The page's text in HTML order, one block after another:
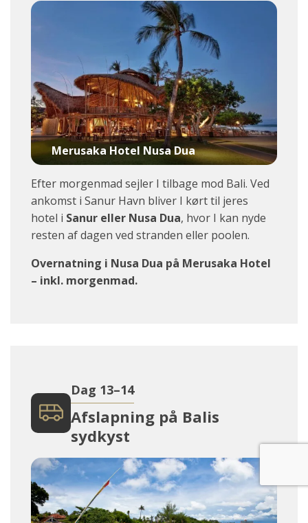
Merusaka Hotel Nusa Dua
Efter morgenmad sejler I tilbage mod Bali. Ved
ankomst i Sanur Havn bliver I kørt til jeres
hotel i Sanur eller Nusa Dua, hvor I kan nyde
resten af dagen ved stranden eller poolen.
Overnatning i Nusa Dua på Merusaka Hotel
– inkl. morgenmad.
Dag 13–14
Afslapning på Balis
sydkyst